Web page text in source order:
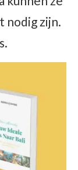
nodig zijn.